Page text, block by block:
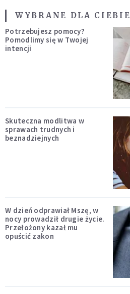
WYBRANE DLA CIEBIE
Potrzebujesz pomocy?
Pomodlimy się w Twojej
intencji
Skuteczna modlitwa w
sprawach trudnych i
beznadziejnych
W dzień odprawiał Mszę, w
nocy prowadził drugie życie.
Przełożony kazał mu
opuścić zakon